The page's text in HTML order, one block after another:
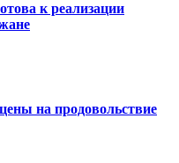
к реализации
на продовольствие